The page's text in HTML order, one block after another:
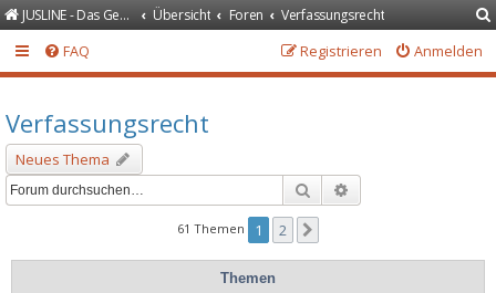
JUSLINE - Das Gesetzeportal Übersicht Foren Verfassungsrecht
FAQ Anmelden
Registrieren
Verfassungsrecht
Neues Thema
Suche
61 Themen 1 2
Themen